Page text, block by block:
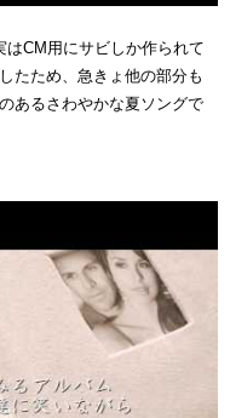
CM用にサビしか作られて
たため、急きょ他の部分も
あるさわやかな夏ソングで